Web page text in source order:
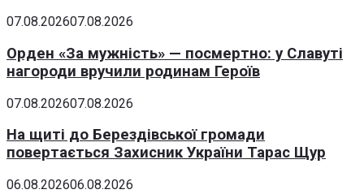
07.08.202607.08.2026
Орден «За мужність» — посмертно: у Славуті
нагороди вручили родинам Героїв
07.08.202607.08.2026
На щиті до Берездівської громади
повертається Захисник України Тарас Щур
06.08.202606.08.2026